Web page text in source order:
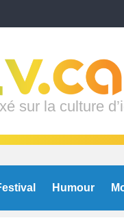
sur la culture
Humour